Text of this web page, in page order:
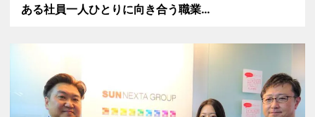
ある社員一人ひとりに向き合う職業…